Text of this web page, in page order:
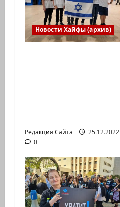
Новости Хайфы (архив)
Редакция Сайта
25.12.2022
0